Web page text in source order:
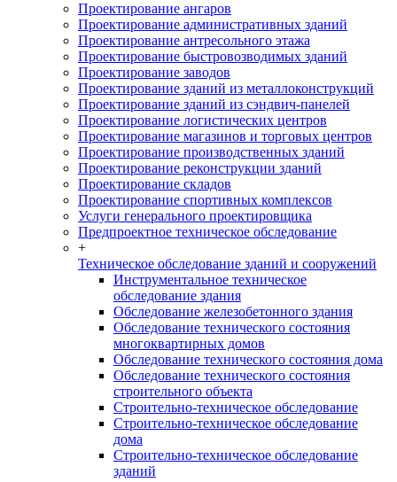
Проектирование ангаров
Проектирование административных зданий
Проектирование антресольного этажа
Проектирование быстровозводимых зданий
Проектирование заводов
Проектирование зданий из металлоконструкций
Проектирование зданий из сэндвич-панелей
Проектирование логистических центров
Проектирование магазинов и торговых центров
Проектирование производственных зданий
Проектирование реконструкции зданий
Проектирование складов
Проектирование спортивных комплексов
Услуги генерального проектировщика
Предпроектное техническое обследование
+
Техническое обследование зданий и сооружений
Инструментальное техническое
обследование здания
Обследование железобетонного здания
Обследование технического состояния
многоквартирных домов
Обследование технического состояния дома
Обследование технического состояния
строительного объекта
Строительно-техническое обследование
Строительно-техническое обследование
дома
Строительно-техническое обследование
зданий